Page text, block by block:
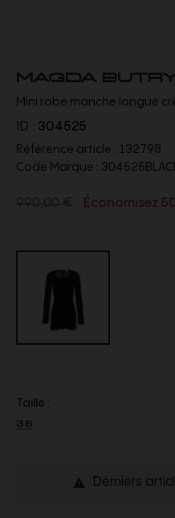
MAGDA
Mini robe manche longue
ID : 304525
Référence article : 132798
Code Marque :
Économisez
Taille :
36
 Derniers